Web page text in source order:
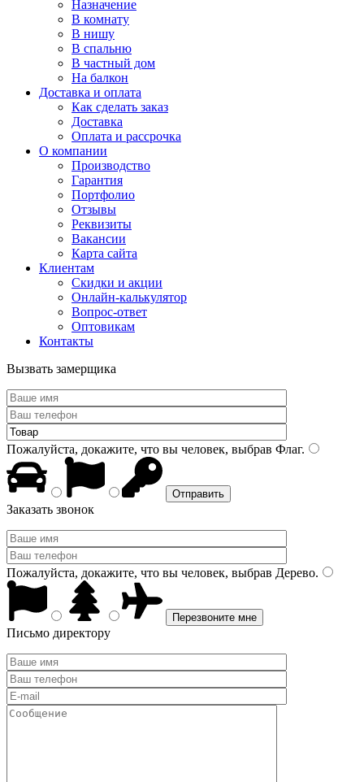
Назначение
В комнату
В нишу
В спальню
В частный дом
На балкон
Доставка и оплата
Как сделать заказ
Доставка
Оплата и рассрочка
О компании
Производство
Гарантия
Портфолио
Отзывы
Реквизиты
Вакансии
Карта сайта
Клиентам
Скидки и акции
Онлайн-калькулятор
Вопрос-ответ
Оптовикам
Контакты
Вызвать замерщика
Пожалуйста, докажите, что вы человек, выбрав Флаг.
Заказать звонок
Пожалуйста, докажите, что вы человек, выбрав Дерево.
Письмо директору